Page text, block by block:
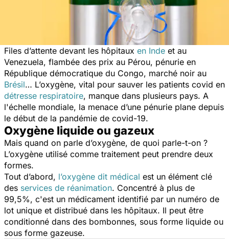
Files d’attente devant les hôpitaux en Inde et au
Venezuela, flambée des prix au Pérou, pénurie en
République démocratique du Congo, marché noir au
Brésil… L’oxygène, vital pour sauver les patients covid en
détresse respiratoire, manque dans plusieurs pays. A
l'échelle mondiale, la menace d’une pénurie plane depuis
le début de la pandémie de covid-19.
Oxygène liquide ou gazeux
Mais quand on parle d’oxygène, de quoi parle-t-on ?
L’oxygène utilisé comme traitement peut prendre deux
formes.
Tout d’abord, l’oxygène dit médical est un élément clé
des services de réanimation. Concentré à plus de
99,5%, c'est un médicament identifié par un numéro de
lot unique et distribué dans les hôpitaux. Il peut être
conditionné dans des bombonnes, sous forme liquide ou
sous forme gazeuse.